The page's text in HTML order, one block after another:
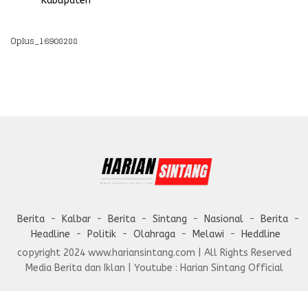
Oplus_16908288
Berita Kalbar Berita Sintang Nasional
Berita
Headline
Politik Olahraga Melawi
Heddline
copyright 2024 www.hariansintang.com | All Rights Reserved
Media Berita dan Iklan | Youtube : Harian Sintang Official